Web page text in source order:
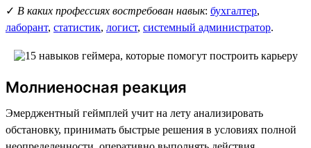
✓ В каких профессиях востребован навык: бухгалтер,
лаборант, статистик, логист, системный администратор.
Молниеносная реакция
Эмерджентный геймплей учит на лету анализировать
обстановку, принимать быстрые решения в условиях полной